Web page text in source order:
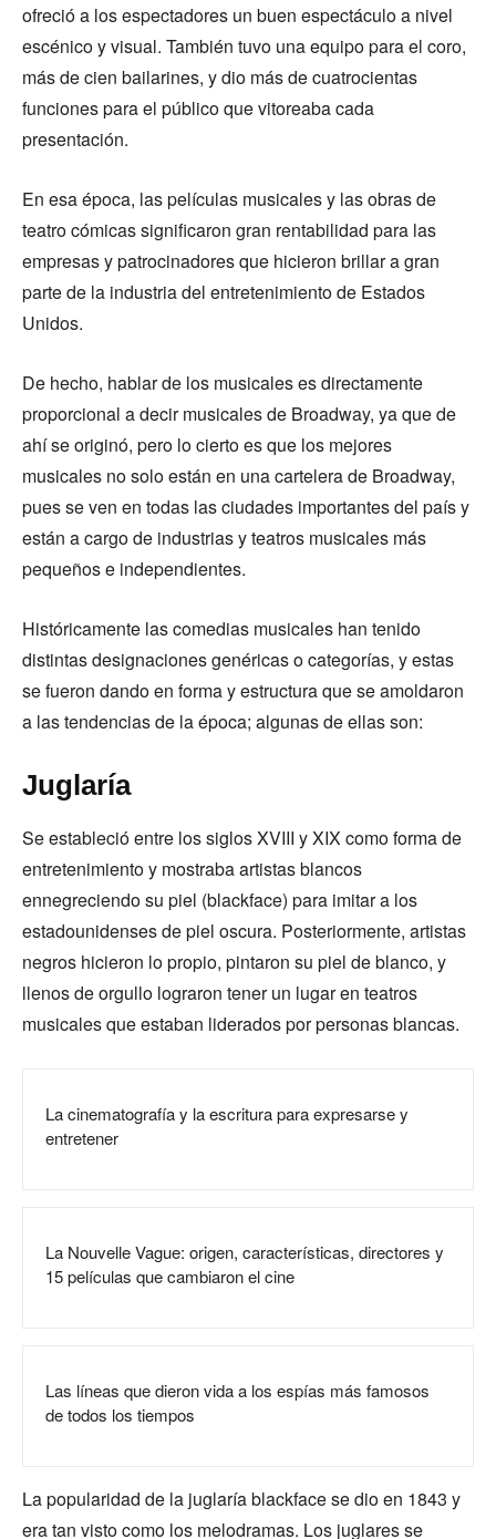
ofreció a los espectadores un buen espectáculo a nivel
escénico y visual. También tuvo una equipo para el coro,
más de cien bailarines, y dio más de cuatrocientas
funciones para el público que vitoreaba cada
presentación.
En esa época, las películas musicales y las obras de
teatro cómicas significaron gran rentabilidad para las
empresas y patrocinadores que hicieron brillar a gran
parte de la industria del entretenimiento de Estados
Unidos.
De hecho, hablar de los musicales es directamente
proporcional a decir musicales de Broadway, ya que de
ahí se originó, pero lo cierto es que los mejores
musicales no solo están en una cartelera de Broadway,
pues se ven en todas las ciudades importantes del país y
están a cargo de industrias y teatros musicales más
pequeños e independientes.
Históricamente las comedias musicales han tenido
distintas designaciones genéricas o categorías, y estas
se fueron dando en forma y estructura que se amoldaron
a las tendencias de la época; algunas de ellas son:
Juglaría
Se estableció entre los siglos XVIII y XIX como forma de
entretenimiento y mostraba artistas blancos
ennegreciendo su piel (blackface) para imitar a los
estadounidenses de piel oscura. Posteriormente, artistas
negros hicieron lo propio, pintaron su piel de blanco, y
llenos de orgullo lograron tener un lugar en teatros
musicales que estaban liderados por personas blancas.
La cinematografía y la escritura para expresarse y
entretener
La Nouvelle Vague: origen, características, directores y
15 películas que cambiaron el cine
Las líneas que dieron vida a los espías más famosos
de todos los tiempos
La popularidad de la juglaría blackface se dio en 1843 y
era tan visto como los melodramas. Los juglares se